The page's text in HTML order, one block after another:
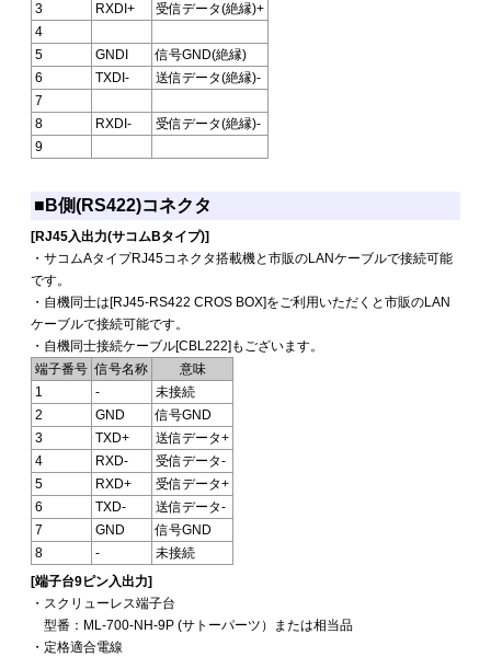
3
RXDI+
受信データ(絶縁)+
4
5
GNDI
信号GND(絶縁)
6
TXDI-
送信データ(絶縁)-
7
8
RXDI-
受信データ(絶縁)-
9
■B側(RS422)コネクタ
[RJ45入出力(サコムBタイプ)]
・サコムAタイプRJ45コネクタ搭載機と市販のLANケーブルで接続可能
です。
・自機同士は[RJ45-RS422 CROS BOX]をご利用いただくと市販のLAN
ケーブルで接続可能です。
・自機同士接続ケーブル[CBL222]もございます。
端子番号 信号名称
意味
1
-
未接続
2
GND
信号GND
3
TXD+
送信データ+
4
RXD-
受信データ-
5
RXD+
受信データ+
6
TXD-
送信データ-
7
GND
信号GND
8
-
未接続
[端子台9ピン入出力]
・スクリューレス端子台
型番：ML-700-NH-9P (サトーパーツ）または相当品
・定格適合電線